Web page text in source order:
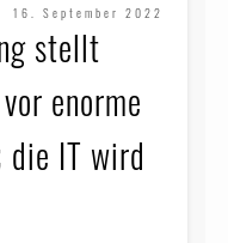
16. September 2022
stellt
enorme
die IT wird